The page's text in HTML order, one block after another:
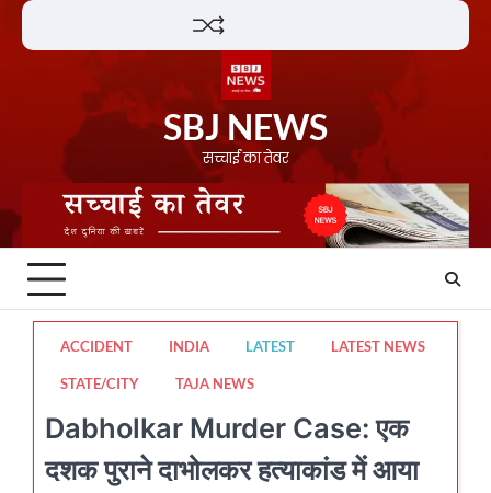
Skip
SBJ NEWS
सच्चाई का तेवर
ACCIDENT INDIA LATEST LATEST NEWS
STATE/CITY TAJA NEWS
Dabholkar Murder Case: एक
दशक पुराने दाभोलकर हत्याकांड में आया